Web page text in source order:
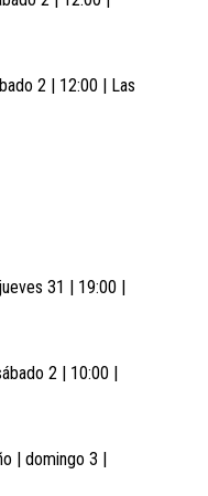
2 | 12:00 | Las
31 | 19:00 |
2 | 10:00 |
| domingo 3 |